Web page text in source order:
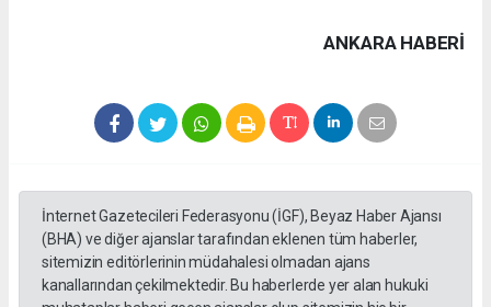
ANKARA HABERİ
İnternet Gazetecileri Federasyonu (İGF), Beyaz Haber Ajansı
(BHA) ve diğer ajanslar tarafından eklenen tüm haberler,
sitemizin editörlerinin müdahalesi olmadan ajans
kanallarından çekilmektedir. Bu haberlerde yer alan hukuki